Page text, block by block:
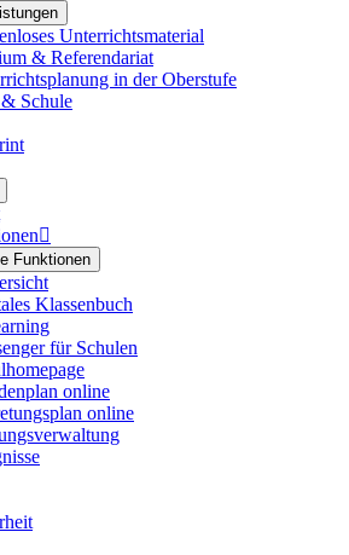
Unterrichtsmaterial
& Referendariat
in der Oberstufe
Schule

Funktionen
Klassenbuch
für Schulen
online
online